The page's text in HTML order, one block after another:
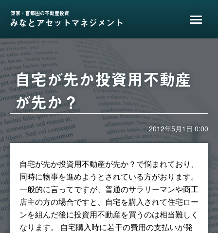
東京・首都圏の不動産投資
みなとアセットマネジメント
自宅が先か投資用不動産
が先か？
2012年5月1日 0:00
自宅が先か投資用不動産が先か？で悩まれており、
同時に物事を進めようとされている方がおります。
一般的に言ってですが、普通のサラリーマンや商工
店主の方の場合ですと、自宅を購入されて住宅ロー
ンを組んだ後に投資用不動産を買うのは相当難しく
なります。 自宅購入時に若干の費用の支払いが発